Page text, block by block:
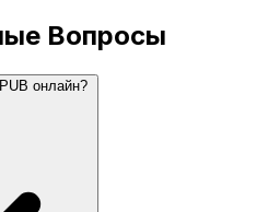
Вопросы
онлайн?